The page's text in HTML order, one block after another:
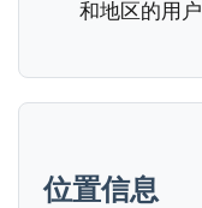
和地区的用户
位置信息